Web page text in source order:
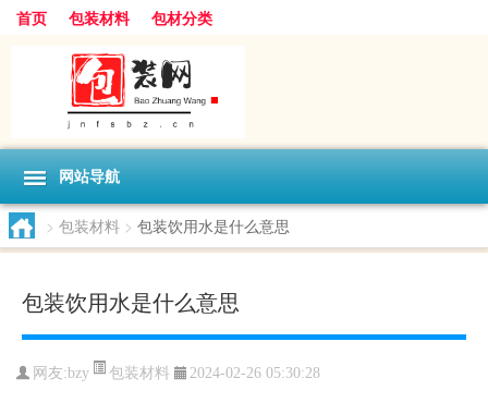
首页 包装材料 包材分类
网站导航
> 包装材料 > 包装饮用水是什么意思
包装饮用水是什么意思
网友:bzy 包装材料 2024-02-26 05:30:28